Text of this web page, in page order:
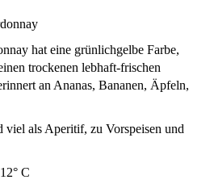
hat eine grünlichgelbe Farbe,
trockenen lebhaft-frischen
an Ananas, Bananen, Äpfeln,
viel als Aperitif, zu Vorspeisen und
C